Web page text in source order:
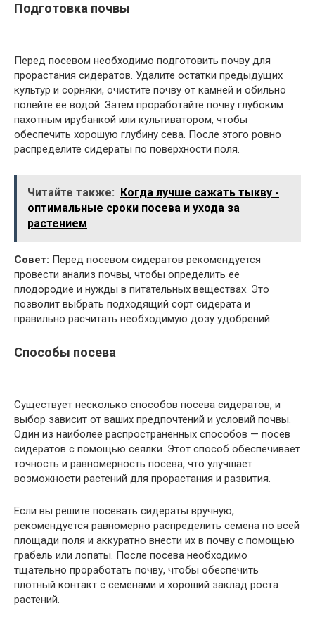
Подготовка почвы
Перед посевом необходимо подготовить почву для
прорастания сидератов. Удалите остатки предыдущих
культур и сорняки, очистите почву от камней и обильно
полейте ее водой. Затем проработайте почву глубоким
пахотным ирубанкой или культиватором, чтобы
обеспечить хорошую глубину сева. После этого ровно
распределите сидераты по поверхности поля.
Читайте также:
Когда лучше сажать тыкву -
оптимальные сроки посева и ухода за
растением
Совет: Перед посевом сидератов рекомендуется
провести анализ почвы, чтобы определить ее
плодородие и нужды в питательных веществах. Это
позволит выбрать подходящий сорт сидерата и
правильно расчитать необходимую дозу удобрений.
Способы посева
Существует несколько способов посева сидератов, и
выбор зависит от ваших предпочтений и условий почвы.
Один из наиболее распространенных способов — посев
сидератов с помощью сеялки. Этот способ обеспечивает
точность и равномерность посева, что улучшает
возможности растений для прорастания и развития.
Если вы решите посевать сидераты вручную,
рекомендуется равномерно распределить семена по всей
площади поля и аккуратно внести их в почву с помощью
грабель или лопаты. После посева необходимо
тщательно проработать почву, чтобы обеспечить
плотный контакт с семенами и хороший заклад роста
растений.